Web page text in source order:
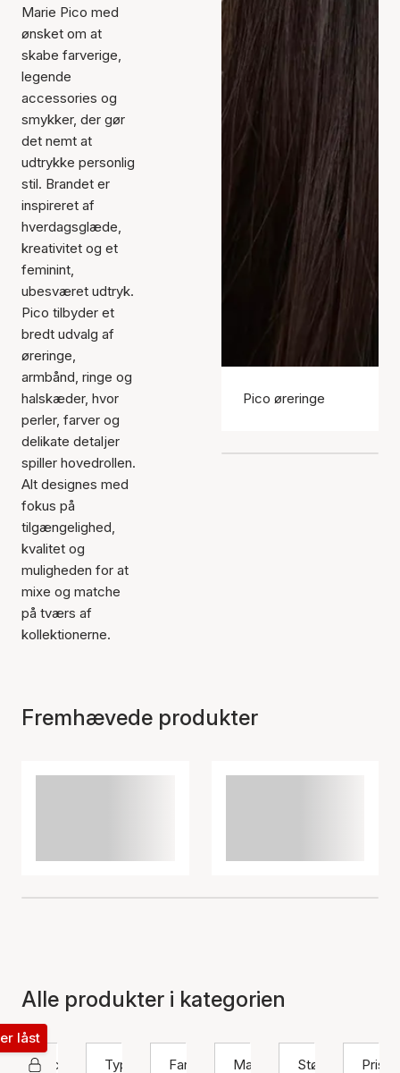
Marie Pico med
ønsket om at
skabe farverige,
legende
accessories og
smykker, der gør
det nemt at
udtrykke personlig
stil. Brandet er
inspireret af
hverdagsglæde,
kreativitet og et
feminint,
ubesværet udtryk.
Pico tilbyder et
bredt udvalg af
øreringe,
armbånd, ringe og
halskæder, hvor
perler, farver og
delikate detaljer
spiller hovedrollen.
Alt designes med
fokus på
tilgængelighed,
kvalitet og
muligheden for at
mixe og matche
på tværs af
kollektionerne.
Pico øreringe
Fremhævede produkter
Alle produkter i kategorien
Pico
låst
Type
Farve Materiale Størrelse Pris